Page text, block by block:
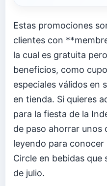
Estas promociones
clientes con
la cual es gratuita
beneficios, como
especiales válidos en
en tienda. Si quieres
para la fiesta de la
de paso ahorrar unos
leyendo para
Circle en bebidas
de julio.